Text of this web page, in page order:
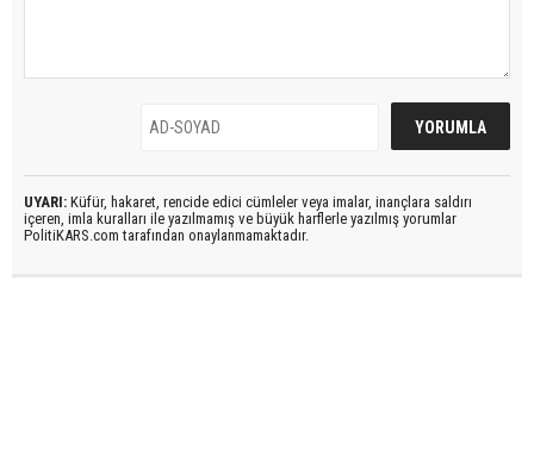
UYARI: Küfür, hakaret, rencide edici cümleler veya imalar, inançlara saldırı
içeren, imla kuralları ile yazılmamış ve büyük harflerle yazılmış yorumlar
PolitiKARS.com tarafından onaylanmamaktadır.